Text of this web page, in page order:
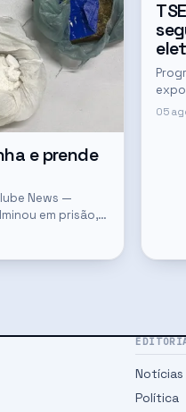
e prende
News —
em prisão,
o
05
Notícias
Política